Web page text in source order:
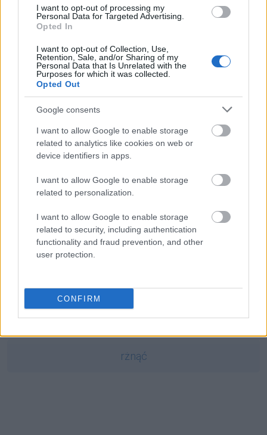
I want to opt-out of processing my
Personal Data for Targeted Advertising.
Opted In
I want to opt-out of Collection, Use,
Retention, Sale, and/or Sharing of my
Personal Data that Is Unrelated with the
Purposes for which it was collected.
Opted Out
Google consents
I want to allow Google to enable storage
related to analytics like cookies on web or
device identifiers in apps.
I want to allow Google to enable storage
related to personalization.
I want to allow Google to enable storage
related to security, including authentication
functionality and fraud prevention, and other
user protection.
CONFIRM
Mogą Cię zainteresować również hasła
Antarktyka
Eskimos
all inclusive
wpół
zgłoskotwórczy
Akwizgran
rżnąć